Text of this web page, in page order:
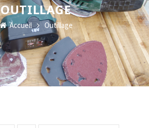
OUTILLAGE
Accueil Outillage